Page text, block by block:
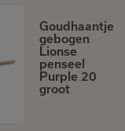
Goudhaantje
gebogen
Lionse
penseel
Purple 20
groot